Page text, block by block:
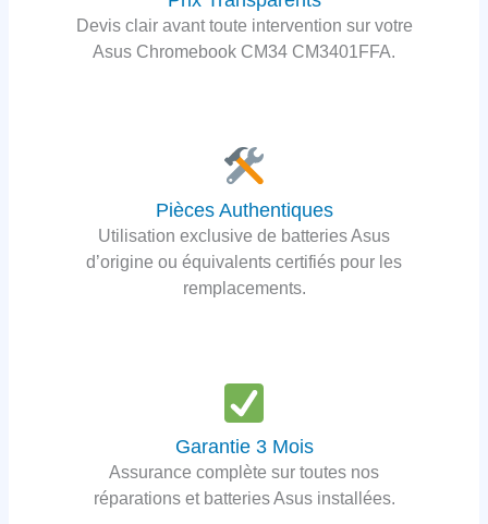
Devis clair avant toute intervention sur votre
Asus Chromebook CM34 CM3401FFA.
Pièces Authentiques
Utilisation exclusive de batteries Asus
d’origine ou équivalents certifiés pour les
remplacements.
Garantie 3 Mois
Assurance complète sur toutes nos
réparations et batteries Asus installées.